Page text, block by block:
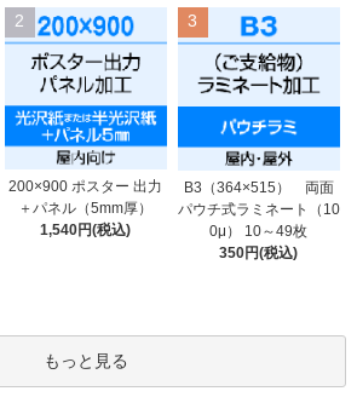
2
200×900 ポスター 出力
＋パネル（5mm厚）
1,540円(税込)
3
B3（364×515） 両面
パウチ式ラミネート（10
0μ） 10～49枚
350円(税込)
もっと見る